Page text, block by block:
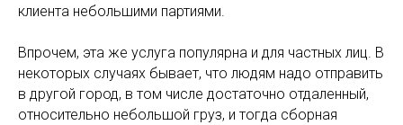
клиента небольшими партиями.
Впрочем, эта же услуга популярна и для частных лиц. В
некоторых случаях бывает, что людям надо отправить
в другой город, в том числе достаточно отдаленный,
относительно небольшой груз, и тогда сборная